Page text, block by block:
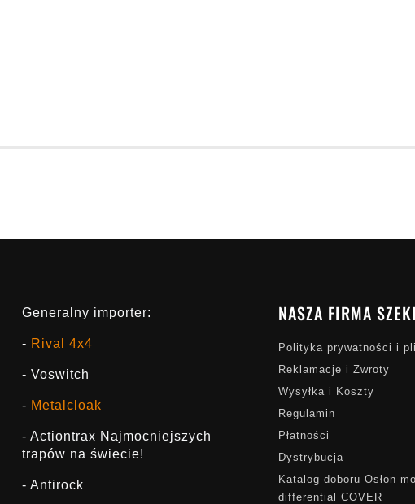
Generalny importer:
- Rival 4x4
- Voswitch
- Metalcloak
- Actiontrax Najmocniejszych
trapów na świecie!
- Antirock
NASZA FIRMA
Polityka prywatności i
Reklamacje i Zwroty
Wysyłka i Koszty
Regulamin
Płatności
Dystrybucja
Katalog doboru Osłon
differential COVER